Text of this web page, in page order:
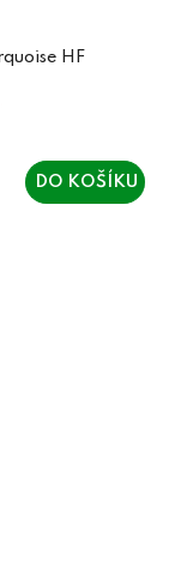
HF
DO KOŠÍKU